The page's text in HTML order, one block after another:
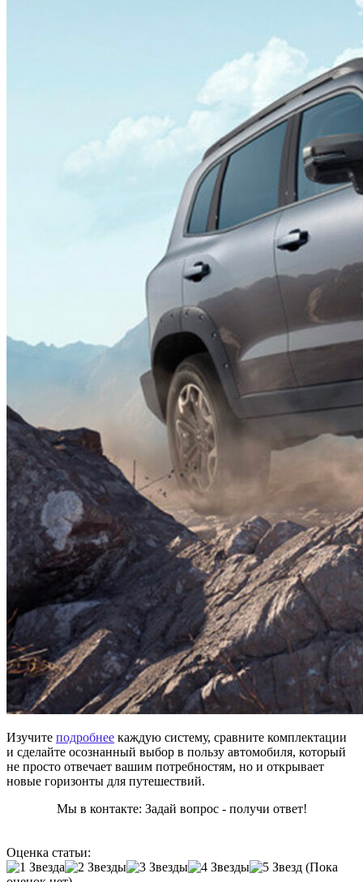
Изучите подробнее каждую систему, сравните комплектации
и сделайте осознанный выбор в пользу автомобиля, который
не просто отвечает вашим потребностям, но и открывает
новые горизонты для путешествий.
Мы в контакте: Задай вопрос - получи ответ!
Оценка статьи:
(Пока